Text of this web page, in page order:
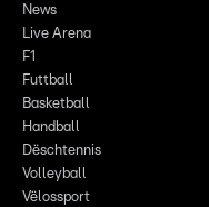
News
Live Arena
F1
Futtball
Basketball
Handball
Dëschtennis
Volleyball
Vëlossport